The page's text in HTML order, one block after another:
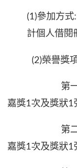
(1)參加方
計個人借閱
(2)榮譽獎
第一名：
嘉獎1次及獎狀1
第二名：
嘉獎1次及獎狀1